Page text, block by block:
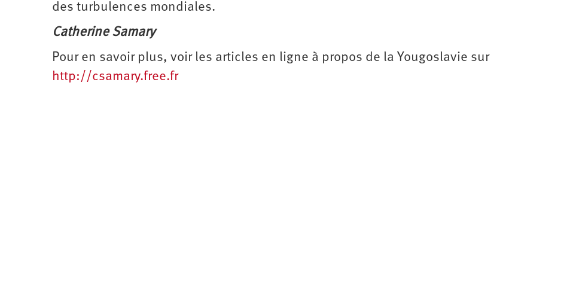
des turbulences mondiales.
Catherine Samary
Pour en savoir plus, voir les articles en ligne à propos de la Yougoslavie sur
http://csamary.free.fr